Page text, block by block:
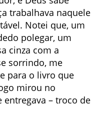
trabalhava naquele
Notei que, um
polegar, um
cinza com a
sorrindo, me
para o livro que
mirou no
– troco de